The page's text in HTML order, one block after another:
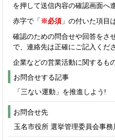
を押して送信内容の確認画面へ
赤字で「 ※必須 」の付いた項目
確認のための問合せや回答をさ
で、連絡先は正確にご記入くださ
企業などの営業活動に関するも
お問合せする記事
「三ない運動」を推進しよう!
お問合せ先
玉名市役所 選挙管理委員会事務